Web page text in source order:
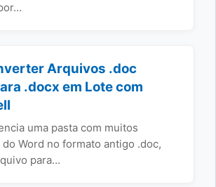
Arquivos .doc
.docx em Lote com
uma pasta com muitos
Word no formato antigo .doc,
para…